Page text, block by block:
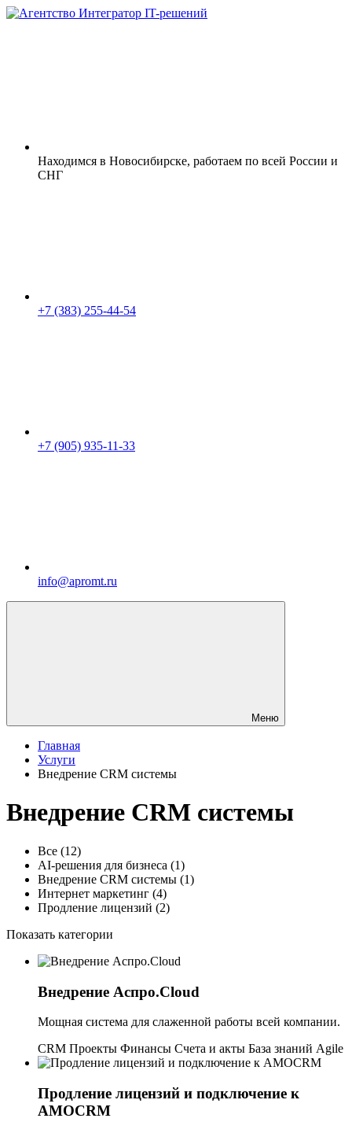
Находимся в Новосибирске, работаем по всей России и
СНГ
+7 (383) 255-44-54
+7 (905) 935-11-33
info@apromt.ru
Меню
Главная
Услуги
Внедрение CRM системы
Внедрение CRM системы
Все (12)
AI-решения для бизнеса (1)
Внедрение CRM системы (1)
Интернет маркетинг (4)
Продление лицензий (2)
Показать категории
Внедрение Аспро.Cloud
CRM Проекты Финансы Счета и акты База знаний Agile
Продление лицензий и подключение к
АМОCRM